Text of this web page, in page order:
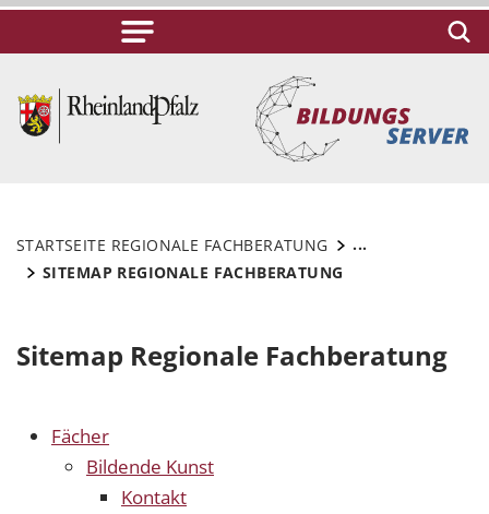
STARTSEITE REGIONALE FACHBERATUNG
...
SITEMAP REGIONALE FACHBERATUNG
Sitemap Regionale Fachberatung
Fächer
Bildende Kunst
Kontakt